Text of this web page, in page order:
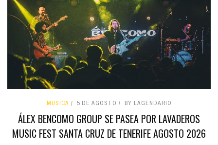
MÚSICA 5 DE AGOSTO BY LAGENDARIO
ÁLEX BENCOMO GROUP SE PASEA POR LAVADEROS
MUSIC FEST SANTA CRUZ DE TENERIFE AGOSTO 2026